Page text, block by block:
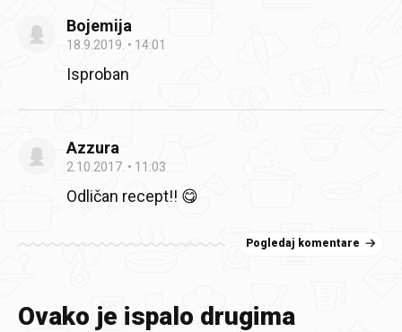
Bojemija
18.9.2019. 14:01
Isproban
Azzura
2.10.2017. 11:03
Odličan recept!! 😋
Pogledaj komentare
Ovako je ispalo drugima